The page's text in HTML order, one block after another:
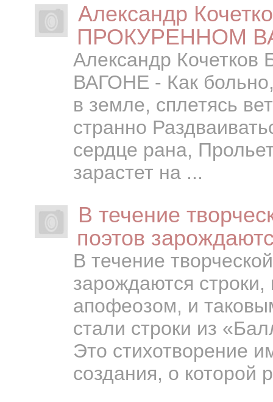
Александр
ПРОКУРЕННОМ
Александр
ВАГОНЕ - Как
в земле, сплетясь
странно
сердце рана,
зарастет на ...
В течение
поэтов
В течение
зарождаются строки,
апофеозом, и
стали строки из
Это стихотворение
создания, о которой